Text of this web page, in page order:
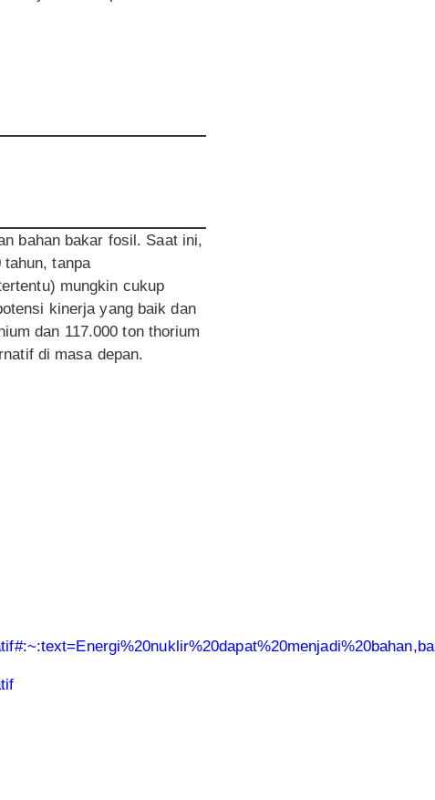
bahan bakar fosil. Saat ini,
tahun, tanpa
mungkin cukup
kinerja yang baik dan
dan 117.000 ton thorium
di masa depan.